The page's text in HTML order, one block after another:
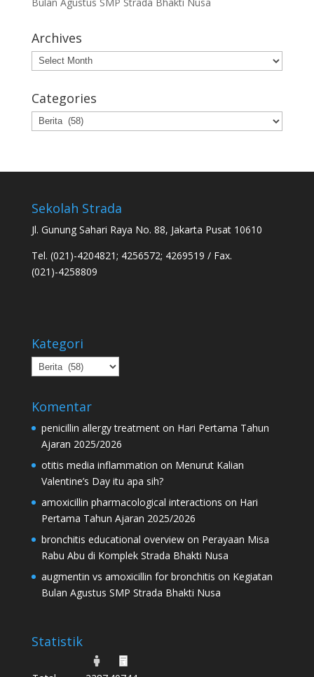
Archives
Archives
Categories
Categories
Sekolah Strada
Jl. Gunung Sahari Raya No. 88, Jakarta Pusat 10610
Tel. (021)-4204821; 4256572; 4269519 / Fax.
(021)-4258809
Kategori
Kategori
Komentar
penicillin allergy treatmenton Hari Pertama Tahun
Ajaran 2025/2026
otitis media inflammation on Menurut Kalian
Valentine’s Day itu apa sih?
amoxicillin pharmacological interactions on Hari
Pertama Tahun Ajaran 2025/2026
bronchitis educational overviewon Perayaan Misa
Rabu Abu di Komplek Strada Bhakti Nusa
augmentin vs amoxicillin for bronchitis on Kegiatan
Bulan Agustus SMP Strada Bhakti Nusa
Statistik